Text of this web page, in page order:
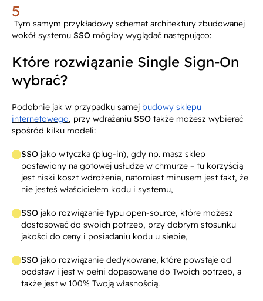
Tym samym przykładowy schemat architektury zbudowanej
wokół systemu SSO mógłby wyglądać następująco:
Które rozwiązanie Single Sign-On
wybrać?
Podobnie jak w przypadku samej budowy sklepu
internetowego, przy wdrażaniu SSO także możesz wybierać
spośród kilku modeli:
SSO jako wtyczka (plug-in), gdy np. masz sklep
postawiony na gotowej usłudze w chmurze – tu korzyścią
jest niski koszt wdrożenia, natomiast minusem jest fakt, że
nie jesteś właścicielem kodu i systemu,
SSO jako rozwiązanie typu open-source, które możesz
dostosować do swoich potrzeb, przy dobrym stosunku
jakości do ceny i posiadaniu kodu u siebie,
SSO jako rozwiązanie dedykowane, które powstaje od
podstaw i jest w pełni dopasowane do Twoich potrzeb, a
także jest w 100% Twoją własnością.